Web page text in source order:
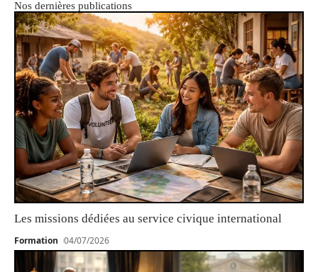
Nos dernières publications
Les missions dédiées au service civique international
Formation 04/07/2026